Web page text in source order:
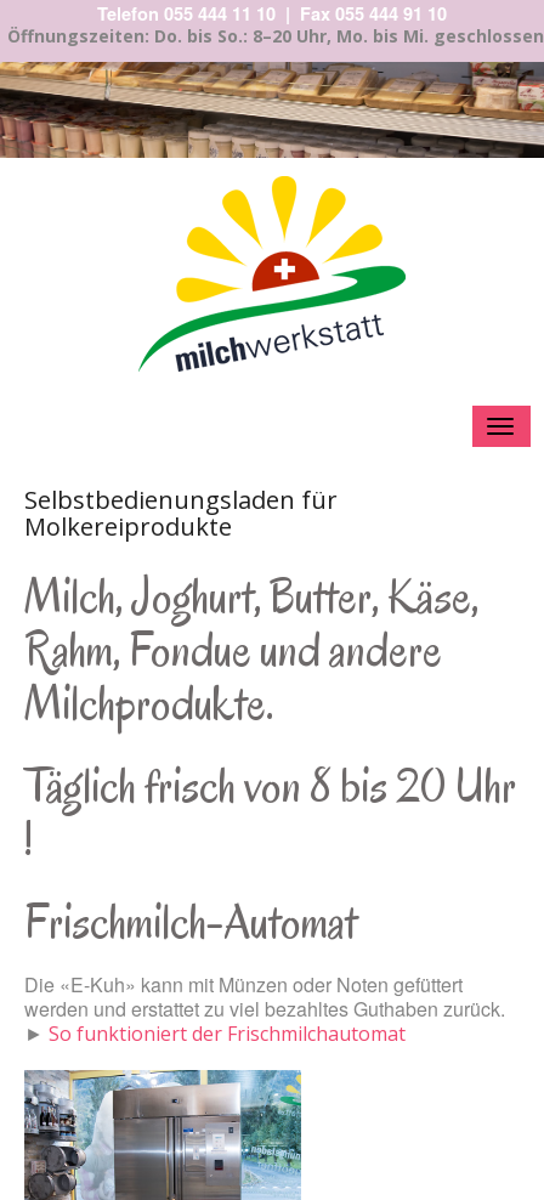
Telefon 055 444 11 10 | Fax 055 444 91 10
Öffnungszeiten: Do. bis So.: 8–20 Uhr, Mo. bis Mi. geschlossen
Selbstbedienungsladen für
Molkereiprodukte
Milch, Joghurt, Butter, Käse,
Rahm, Fondue und andere
Milchprodukte.
Täglich frisch von 8 bis 20 Uhr
!
Frischmilch-Automat
Die «E-Kuh» kann mit Münzen oder Noten gefüttert
werden und erstattet zu viel bezahltes Guthaben zurück.
► So funktioniert der Frischmilchautomat